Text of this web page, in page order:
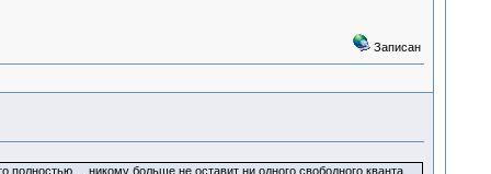
Записан
... никому больше не оставит ни одного свободного кванта